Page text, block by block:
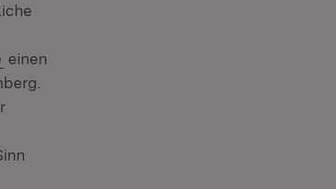
(Öffnet in neuem Fenster)
einen